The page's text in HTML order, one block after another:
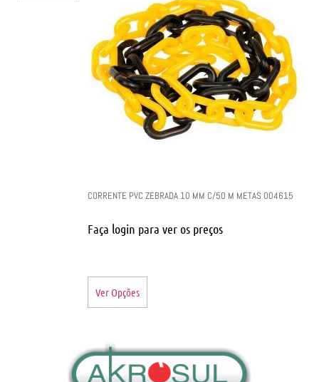
CORRENTE PVC ZEBRADA 10 MM C/50 M METAS 004615
Faça login para ver os preços
Ver Opções